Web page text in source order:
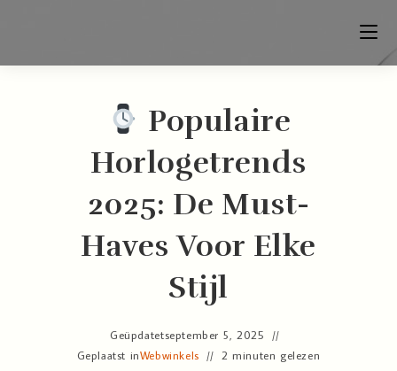
Populaire
Horlogetrends
2025: De Must-
Haves Voor Elke
Stijl
Geüpdatetseptember 5, 2025
Geplaatst inWebwinkels 2 minuten gelezen